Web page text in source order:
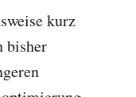
kurz
bisher